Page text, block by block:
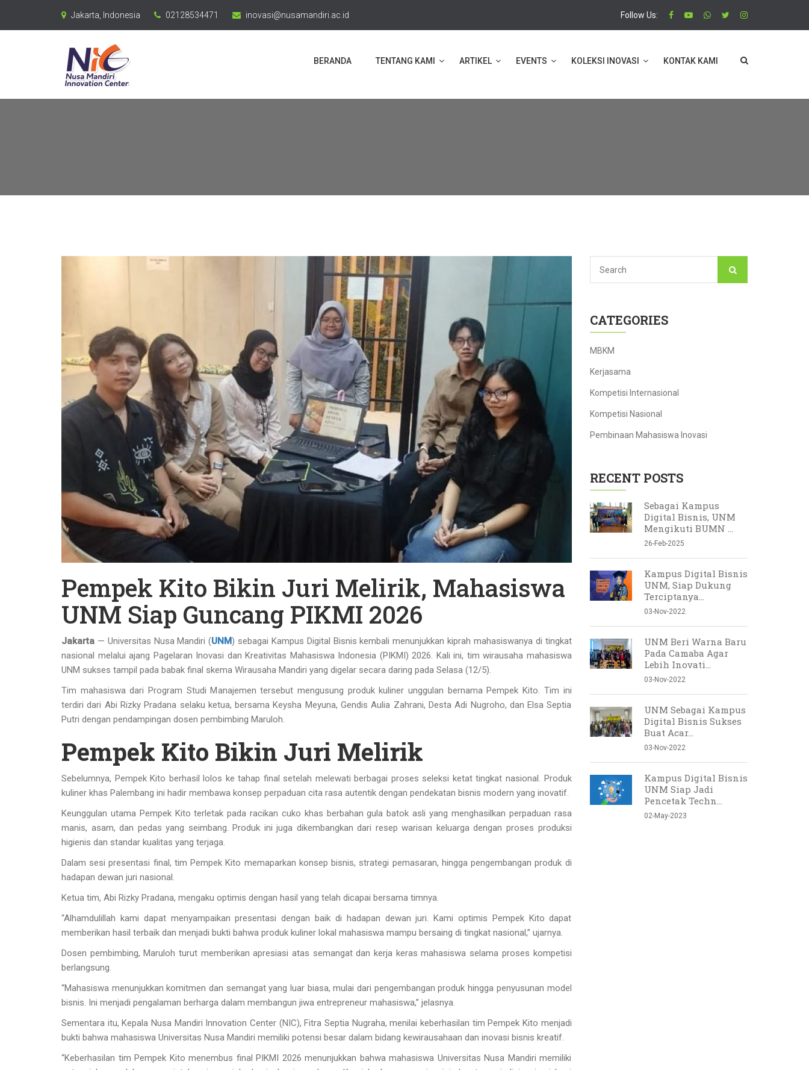
Jakarta, Indonesia 02128534471 inovasi@nusamandiri.ac.id Follow Us:
BERANDA TENTANG KAMI ARTIKEL EVENTS KOLEKSI INOVASI KONTAK KAMI
Pempek Kito Bikin Juri Melirik, Mahasiswa
UNM Siap Guncang PIKMI 2026
Jakarta — Universitas Nusa Mandiri (UNM) sebagai Kampus Digital Bisnis kembali menunjukkan kiprah mahasiswanya di tingkat
nasional melalui ajang Pagelaran Inovasi dan Kreativitas Mahasiswa Indonesia (PIKMI) 2026. Kali ini, tim wirausaha mahasiswa
UNM sukses tampil pada babak final skema Wirausaha Mandiri yang digelar secara daring pada Selasa (12/5).
Tim mahasiswa dari Program Studi Manajemen tersebut mengusung produk kuliner unggulan bernama Pempek Kito. Tim ini
terdiri dari Abi Rizky Pradana selaku ketua, bersama Keysha Meyuna, Gendis Aulia Zahrani, Desta Adi Nugroho, dan Elsa Septia
Putri dengan pendampingan dosen pembimbing Maruloh.
Pempek Kito Bikin Juri Melirik
Sebelumnya, Pempek Kito berhasil lolos ke tahap final setelah melewati berbagai proses seleksi ketat tingkat nasional. Produk
kuliner khas Palembang ini hadir membawa konsep perpaduan cita rasa autentik dengan pendekatan bisnis modern yang inovatif.
Keunggulan utama Pempek Kito terletak pada racikan cuko khas berbahan gula batok asli yang menghasilkan perpaduan rasa
manis, asam, dan pedas yang seimbang. Produk ini juga dikembangkan dari resep warisan keluarga dengan proses produksi
higienis dan standar kualitas yang terjaga.
Dalam sesi presentasi final, tim Pempek Kito memaparkan konsep bisnis, strategi pemasaran, hingga pengembangan produk di
hadapan dewan juri nasional.
Ketua tim, Abi Rizky Pradana, mengaku optimis dengan hasil yang telah dicapai bersama timnya.
“Alhamdulillah kami dapat menyampaikan presentasi dengan baik di hadapan dewan juri. Kami optimis Pempek Kito dapat
memberikan hasil terbaik dan menjadi bukti bahwa produk kuliner lokal mahasiswa mampu bersaing di tingkat nasional,” ujarnya.
Dosen pembimbing, Maruloh turut memberikan apresiasi atas semangat dan kerja keras mahasiswa selama proses kompetisi
berlangsung.
“Mahasiswa menunjukkan komitmen dan semangat yang luar biasa, mulai dari pengembangan produk hingga penyusunan model
bisnis. Ini menjadi pengalaman berharga dalam membangun jiwa entrepreneur mahasiswa,” jelasnya.
Sementara itu, Kepala Nusa Mandiri Innovation Center (NIC), Fitra Septia Nugraha, menilai keberhasilan tim Pempek Kito menjadi
bukti bahwa mahasiswa Universitas Nusa Mandiri memiliki potensi besar dalam bidang kewirausahaan dan inovasi bisnis kreatif.
“Keberhasilan tim Pempek Kito menembus final PIKMI 2026 menunjukkan bahwa mahasiswa Universitas Nusa Mandiri memiliki
CATEGORIES
MBKM
Kerjasama
Kompetisi Internasional
Kompetisi Nasional
Pembinaan Mahasiswa Inovasi
RECENT POSTS
Sebagai Kampus
Digital Bisnis, UNM
Mengikuti BUMN ...
26-Feb-2025
Kampus Digital Bisnis
UNM, Siap Dukung
Terciptanya...
03-Nov-2022
UNM Beri Warna Baru
Pada Camaba Agar
Lebih Inovati...
03-Nov-2022
UNM Sebagai Kampus
Digital Bisnis Sukses
Buat Acar...
03-Nov-2022
Kampus Digital Bisnis
UNM Siap Jadi
Pencetak Techn...
02-May-2023